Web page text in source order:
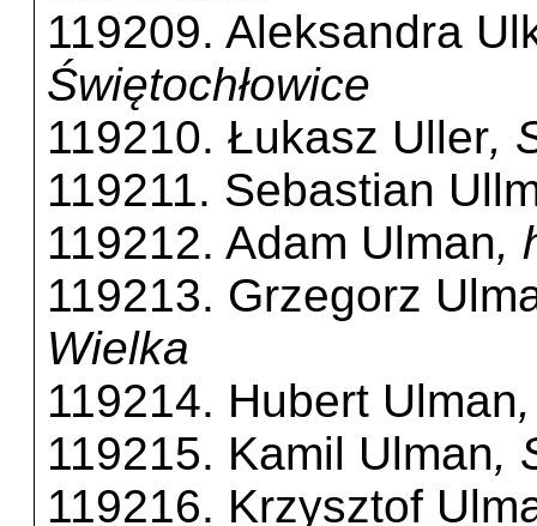
119209. Aleksandra
Świętochłowice
119210. Łukasz Uller,
119211. Sebastian
119212. Adam Ulman,
119213. Grzegorz
Wielka
119214. Hubert Ulman
119215. Kamil Ulman,
119216. Krzysztof